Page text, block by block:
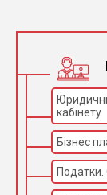
кабінету
Бізнес